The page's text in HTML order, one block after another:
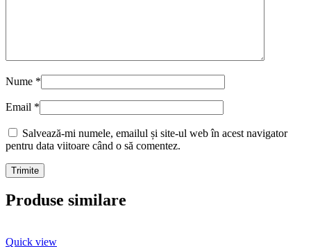
Nume *
Email *
Salvează-mi numele, emailul și site-ul web în acest navigator
pentru data viitoare când o să comentez.
Produse similare
Quick view